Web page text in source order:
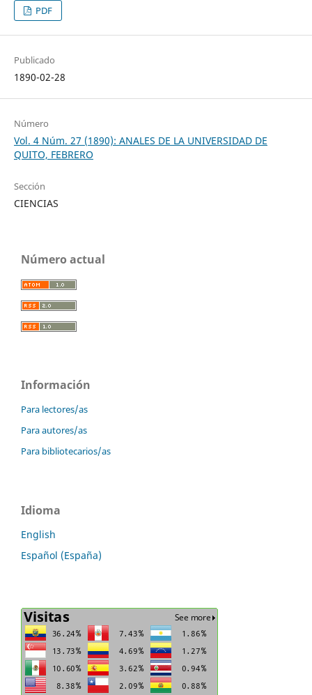
PDF
Publicado
1890-02-28
Número
Vol. 4 Núm. 27 (1890): ANALES DE LA UNIVERSIDAD DE
QUITO, FEBRERO
Sección
CIENCIAS
Número actual
Información
Para lectores/as
Para autores/as
Para bibliotecarios/as
Idioma
English
Español (España)